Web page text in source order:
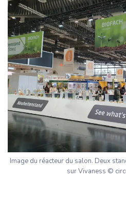
Image du réacteur du salon. Deux
sur Vivaness ©